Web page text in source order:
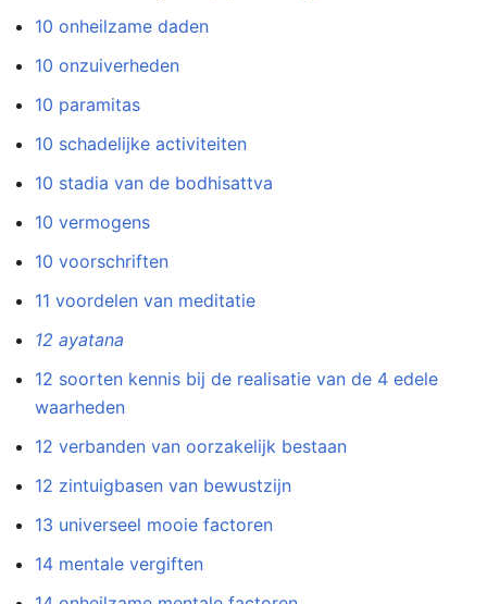
10 onheilzame daden
10 onzuiverheden
10 paramitas
10 schadelijke activiteiten
10 stadia van de bodhisattva
10 vermogens
10 voorschriften
11 voordelen van meditatie
12 ayatana
12 soorten kennis bij de realisatie van de 4 edele
waarheden
12 verbanden van oorzakelijk bestaan
12 zintuigbasen van bewustzijn
13 universeel mooie factoren
14 mentale vergiften